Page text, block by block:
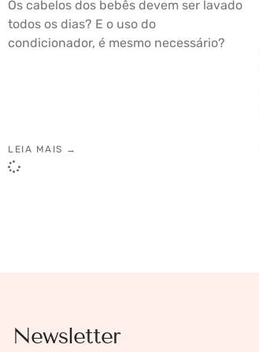
Os cabelos dos bebês devem ser lavado
todos os dias? E o uso do
condicionador, é mesmo necessário?
LEIA MAIS →
Newsletter